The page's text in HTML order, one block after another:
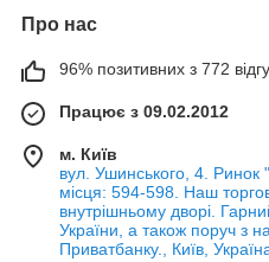
Про нас
96% позитивних з 772
Працює з 09.02.2012
м. Київ
вул. Ушинського, 4. Ринок
місця: 594-598. Наш
внутрішньому дворі.
України, а також поруч з
Приватбанку., Київ,